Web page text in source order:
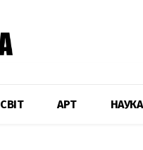
СВІТ АРТ НАУКА